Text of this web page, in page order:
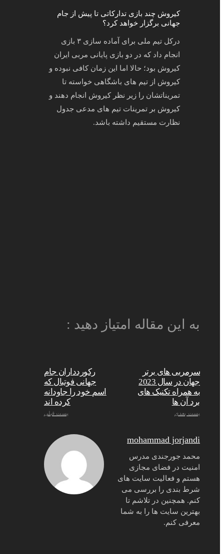
کیروش چند بازی تدارکاتی تا پیش از جام
جهانی برگزار خواهد کرد؟
درکل تیم ملی برای آماده سازی ۳ بازی
انجام داد که در دو بازی پایانی مربی ایران
کیروش بود؛ حالا اما این زمان کافی نبوده و
کیروش از تیم های باشگاهی خواسته تا
تمریناتشان را زیر نظر کیروش انجام دهند و
کیروش بر تمرینات تیم های مدعی جدول
نظارت مستقیم داشته باشد.
به این مقاله امتیاز دهید :
رکوردداران جام
جهانی فوتبال که
اسم خود را جاودانه
کرده اند
پست قبلی
سرمربی های برتر
جهان در سال 2023
به همراه تکنیک های
برد آن ها
پست بعدی
mohammad jorjandi
محمد جورجندی مدرس
امنیت در فضای مجازی
هستم و فعالیت سایت های
شرط بندی را بررسی می
کنم. همچنین در تلاشم تا
بهترین سایت ها را به شما
معرفی کنم.